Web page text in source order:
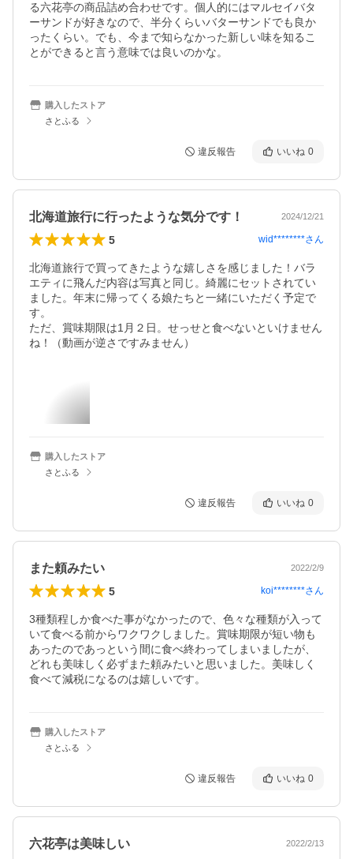
る六花亭の商品詰め合わせです。個人的にはマルセイバタ
ーサンドが好きなので、半分くらいバターサンドでも良か
ったくらい。でも、今まで知らなかった新しい味を知るこ
とができると言う意味では良いのかな。
購入したストア
さとふる
違反報告 いいね 0
北海道旅行に行ったような気分です！ 2024/12/21
5 wid********さん
北海道旅行で買ってきたような嬉しさを感じました！バラ
エティに飛んだ内容は写真と同じ。綺麗にセットされてい
ました。年末に帰ってくる娘たちと一緒にいただく予定で
す。
ただ、賞味期限は1月２日。せっせと食べないといけません
ね！（動画が逆さですみません）
購入したストア
さとふる
違反報告 いいね 0
また頼みたい 2022/2/9
5 koi********さん
3種類程しか食べた事がなかったので、色々な種類が入って
いて食べる前からワクワクしました。賞味期限が短い物も
あったのであっという間に食べ終わってしまいましたが、
どれも美味しく必ずまた頼みたいと思いました。美味しく
食べて減税になるのは嬉しいです。
購入したストア
さとふる
違反報告 いいね 0
六花亭は美味しい 2022/2/13